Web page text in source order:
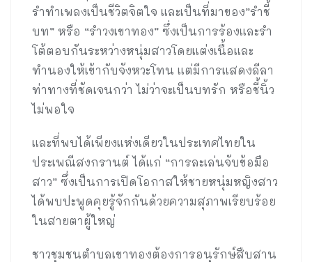
รำทำเพลงเป็นชีวิตจิตใจ และเป็นที่มาของ”รำชี้
บท” หรือ “รำวงเขาทอง” ซึ่งเป็นการร้องและรำ
โต้ตอบกันระหว่างหนุ่มสาวโดยแต่งเนื้อและ
ทำนองให้เข้ากับจังหวะโทน แต่มีการแสดงลีลา
ท่าทางที่ชัดเจนกว่า ไม่ว่าจะเป็นบทรัก หรือชี้นิ้ว
ไม่พอใจ
และที่พบได้เพียงแห่งเดียวในประเทศไทยใน
ประเพณีสงกรานต์ ได้แก่ “การละเล่นจับข้อมือ
สาว” ซึ่งเป็นการเปิดโอกาสให้ชายหนุ่มหญิงสาว
ได้พบปะพูดคุยรู้จักกันด้วยความสุภาพเรียบร้อย
ในสายตาผู้ใหญ่
ชาวชุมชนตำบลเขาทองต้องการอนุรักษ์สืบสาน